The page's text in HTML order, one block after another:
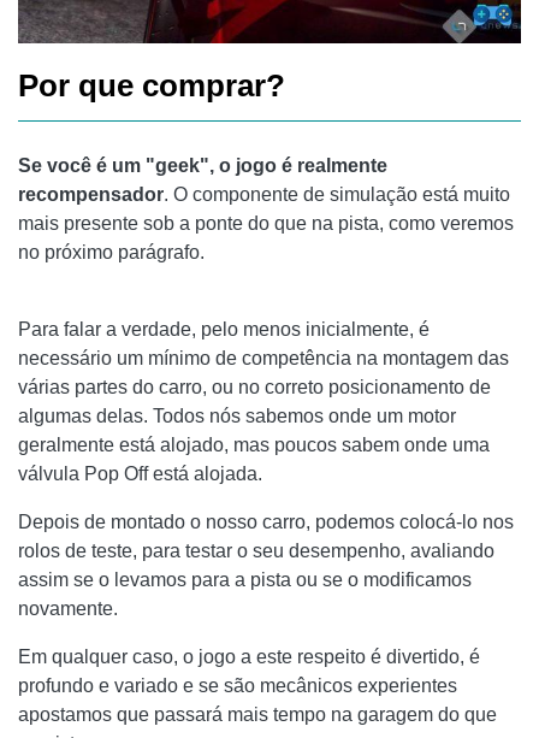
Por que comprar?
Se você é um "geek", o jogo é realmente
recompensador. O componente de simulação está muito
mais presente sob a ponte do que na pista, como veremos
no próximo parágrafo.
Para falar a verdade, pelo menos inicialmente, é
necessário um mínimo de competência na montagem das
várias partes do carro, ou no correto posicionamento de
algumas delas. Todos nós sabemos onde um motor
geralmente está alojado, mas poucos sabem onde uma
válvula Pop Off está alojada.
Depois de montado o nosso carro, podemos colocá-lo nos
rolos de teste, para testar o seu desempenho, avaliando
assim se o levamos para a pista ou se o modificamos
novamente.
Em qualquer caso, o jogo a este respeito é divertido, é
profundo e variado e se são mecânicos experientes
apostamos que passará mais tempo na garagem do que